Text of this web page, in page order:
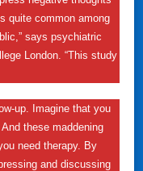
quite common among
says psychiatric
London. “This study
up. Imagine that you
these maddening
need therapy. By
and discussing